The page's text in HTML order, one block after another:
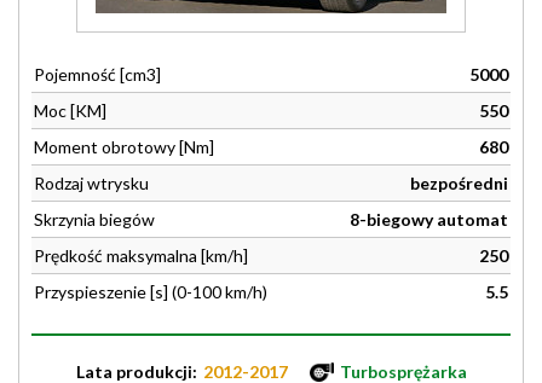
Pojemność [cm3]
5000
Moc [KM]
550
Moment obrotowy [Nm]
680
Rodzaj wtrysku
bezpośredni
Skrzynia biegów
8-biegowy automat
Prędkość maksymalna [km/h]
250
Przyspieszenie [s] (0-100 km/h)
5.5
Lata produkcji: 2012-2017
Turbosprężarka